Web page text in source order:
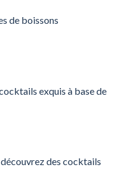
de boissons
exquis à base de
des cocktails